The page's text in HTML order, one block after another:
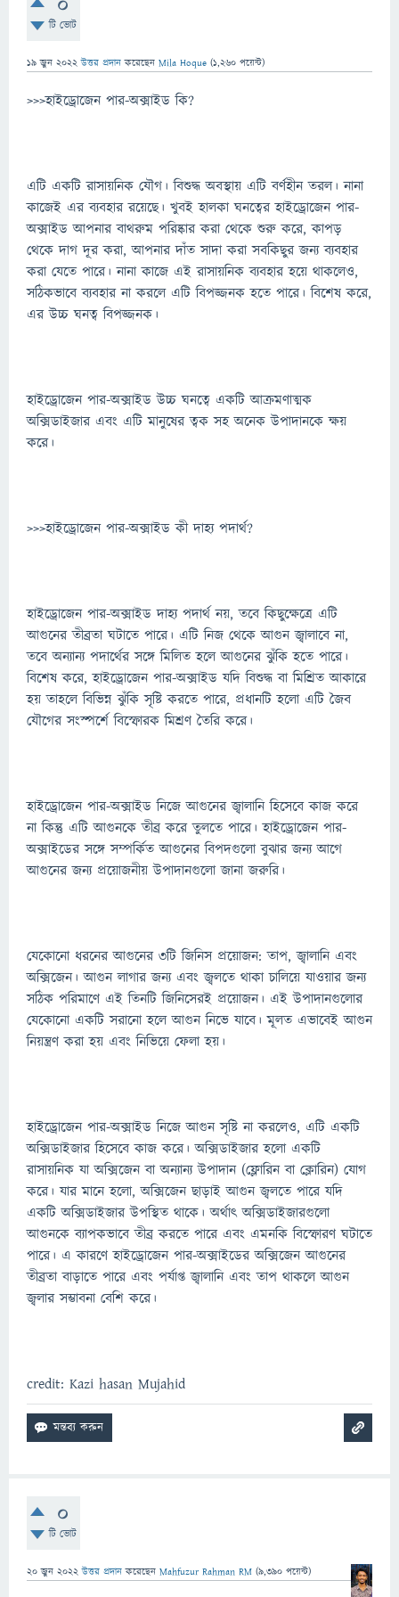
টি ভোট
19 জুন 2022 উত্তর প্রদান করেছেন Mila Hoque (1,260 পয়েন্ট)
>>>হাইড্রোজেন পার-অক্সাইড কি?
এটি একটি রাসায়নিক যৌগ। বিশুদ্ধ অবস্থায় এটি বর্ণহীন তরল। নানা
কাজেই এর ব্যবহার রয়েছে। খুবই হালকা ঘনত্বের হাইড্রোজেন পার-
অক্সাইড আপনার বাথরুম পরিষ্কার করা থেকে শুরু করে, কাপড়
থেকে দাগ দূর করা, আপনার দাঁত সাদা করা সবকিছুর জন্য ব্যবহার
করা যেতে পারে। নানা কাজে এই রাসায়নিক ব্যবহার হয়ে থাকলেও,
সঠিকভাবে ব্যবহার না করলে এটি বিপজ্জনক হতে পারে। বিশেষ করে,
এর উচ্চ ঘনত্ব বিপজ্জনক।
হাইড্রোজেন পার-অক্সাইড উচ্চ ঘনত্বে একটি আক্রমণাত্মক
অক্সিডাইজার এবং এটি মানুষের ত্বক সহ অনেক উপাদানকে ক্ষয়
করে।
>>>হাইড্রোজেন পার-অক্সাইড কী দাহ্য পদার্থ?
হাইড্রোজেন পার-অক্সাইড দাহ্য পদার্থ নয়, তবে কিছুক্ষেত্রে এটি
আগুনের তীব্রতা ঘটাতে পারে। এটি নিজ থেকে আগুন জ্বালাবে না,
তবে অন্যান্য পদার্থের সঙ্গে মিলিত হলে আগুনের ঝুঁকি হতে পারে।
বিশেষ করে, হাইড্রোজেন পার-অক্সাইড যদি বিশুদ্ধ বা মিশ্রিত আকারে
হয় তাহলে বিভিন্ন ঝুঁকি সৃষ্টি করতে পারে, প্রধানটি হলো এটি জৈব
যৌগের সংস্পর্শে বিস্ফোরক মিশ্রণ তৈরি করে।
হাইড্রোজেন পার-অক্সাইড নিজে আগুনের জ্বালানি হিসেবে কাজ করে
না কিন্তু এটি আগুনকে তীব্র করে তুলতে পারে। হাইড্রোজেন পার-
অক্সাইডের সঙ্গে সম্পর্কিত আগুনের বিপদগুলো বুঝার জন্য আগে
আগুনের জন্য প্রয়োজনীয় উপাদানগুলো জানা জরুরি।
যেকোনো ধরনের আগুনের ৩টি জিনিস প্রয়োজন: তাপ, জ্বালানি এবং
অক্সিজেন। আগুন লাগার জন্য এবং জ্বলতে থাকা চালিয়ে যাওয়ার জন্য
সঠিক পরিমাণে এই তিনটি জিনিসেরই প্রয়োজন। এই উপাদানগুলোর
যেকোনো একটি সরানো হলে আগুন নিভে যাবে। মূলত এভাবেই আগুন
নিয়ন্ত্রণ করা হয় এবং নিভিয়ে ফেলা হয়।
হাইড্রোজেন পার-অক্সাইড নিজে আগুন সৃষ্টি না করলেও, এটি একটি
অক্সিডাইজার হিসেবে কাজ করে। অক্সিডাইজার হলো একটি
রাসায়নিক যা অক্সিজেন বা অন্যান্য উপাদান (ফ্লোরিন বা ক্লোরিন) যোগ
করে। যার মানে হলো, অক্সিজেন ছাড়াই আগুন জ্বলতে পারে যদি
একটি অক্সিডাইজার উপস্থিত থাকে। অর্থাৎ অক্সিডাইজারগুলো
আগুনকে ব্যাপকভাবে তীব্র করতে পারে এবং এমনকি বিস্ফোরণ ঘটাতে
পারে। এ কারণে হাইড্রোজেন পার-অক্সাইডের অক্সিজেন আগুনের
তীব্রতা বাড়াতে পারে এবং পর্যাপ্ত জ্বালানি এবং তাপ থাকলে আগুন
জ্বলার সম্ভাবনা বেশি করে।
credit: Kazi hasan Mujahid
0
টি ভোট
20 জুন 2022 উত্তর প্রদান করেছেন Mahfuzur Rahman RM (9,390 পয়েন্ট)